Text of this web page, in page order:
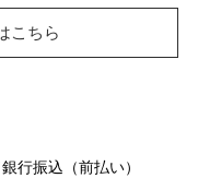
こちら
行振込（前払い）